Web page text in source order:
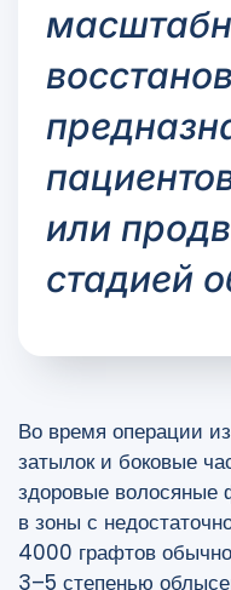
или
стадией
Во время операции
затылок и боковые
здоровые волосяные
в зоны с
4000 графтов
3–5 степенью